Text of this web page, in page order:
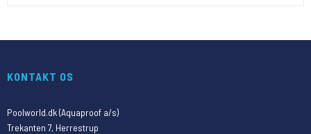
KONTAKT OS
Poolworld.dk (Aquaproof a/s)
Trekanten 7, Herrestrup